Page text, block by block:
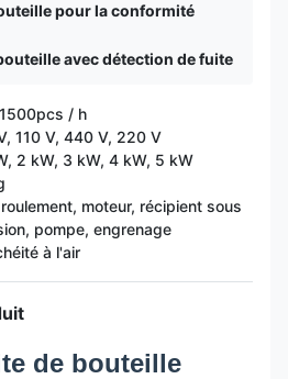
pour la conformité
avec détection de fuite
/ h
110 V, 440 V, 220 V
2 kW, 3 kW, 4 kW, 5 kW
roulement, moteur, récipient sous
pompe, engrenage
à l'air
de bouteille